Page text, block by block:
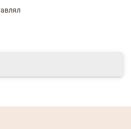
по-настоящему ценным и
за страну, или же гостю